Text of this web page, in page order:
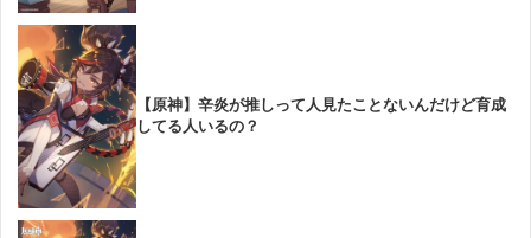
【原神】辛炎が推しって人見たことないんだけど育成
してる人いるの？